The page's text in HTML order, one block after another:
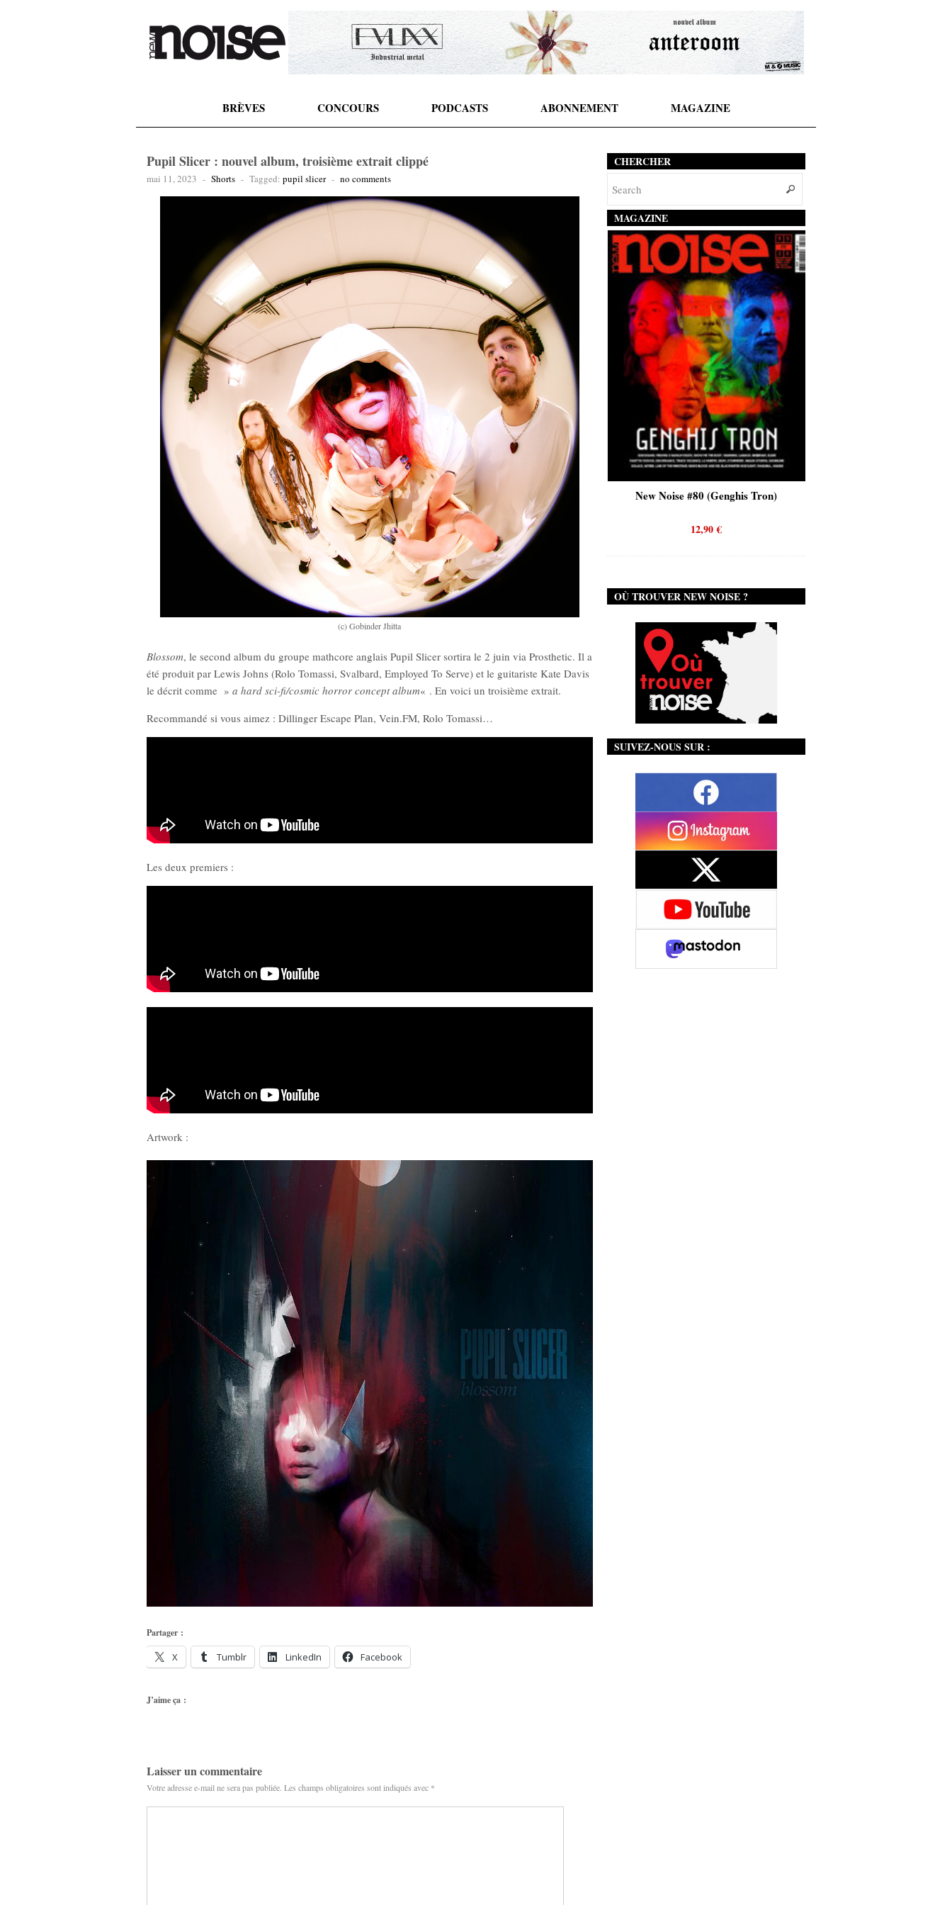
BRÈVES CONCOURS PODCASTS ABONNEMENT MAGAZINE
Pupil Slicer : nouvel album, troisième extrait clippé
mai 11, 2023 - Shorts - Tagged: pupil slicer - no comments
(c) Gobinder Jhitta
Blossom, le second album du groupe mathcore anglais Pupil Slicer sortira le 2 juin via Prosthetic. Il a
été produit par Lewis Johns (Rolo Tomassi, Svalbard, Employed To Serve) et le guitariste Kate Davis
le décrit comme » a hard sci-fi/cosmic horror concept album« . En voici un troisième extrait.
Recommandé si vous aimez : Dillinger Escape Plan, Vein.FM, Rolo Tomassi…
Les deux premiers :
Artwork :
Partager :
X Tumblr LinkedIn Facebook
J’aime ça :
Laisser un commentaire
Votre adresse e-mail ne sera pas publiée. Les champs obligatoires sont indiqués avec *
CHERCHER
MAGAZINE
New Noise #79 (Neurosis)
12,90€
New Noise #80 (Genghis Tron)
12,90
New Noise #80 (Quicksand)
OÙ TROUVER NEW NOISE ?
SUIVEZ-NOUS SUR :